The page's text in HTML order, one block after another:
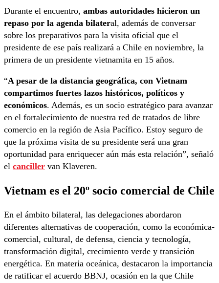
Durante el encuentro, ambas autoridades hicieron un
repaso por la agenda bilateral, además de conversar
sobre los preparativos para la visita oficial que el
presidente de ese país realizará a Chile en noviembre, la
primera de un presidente vietnamita en 15 años.
“A pesar de la distancia geográfica, con Vietnam
compartimos fuertes lazos históricos, políticos y
económicos. Además, es un socio estratégico para avanzar
en el fortalecimiento de nuestra red de tratados de libre
comercio en la región de Asia Pacífico. Estoy seguro de
que la próxima visita de su presidente será una gran
oportunidad para enriquecer aún más esta relación”, señaló
el canciller van Klaveren.
Vietnam es el 20º socio comercial de Chile
En el ámbito bilateral, las delegaciones abordaron
diferentes alternativas de cooperación, como la económica-
comercial, cultural, de defensa, ciencia y tecnología,
transformación digital, crecimiento verde y transición
energética. En materia oceánica, destacaron la importancia
de ratificar el acuerdo BBNJ, ocasión en la que Chile